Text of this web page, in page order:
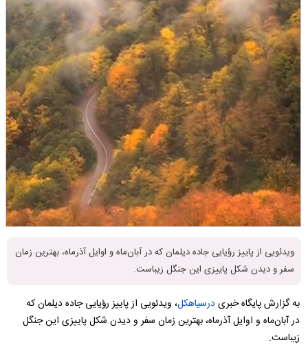
ویدئویی از پاییز رؤیایی جاده دیلمان که در آبان‌ماه و اوایل آذرماه، بهترین زمان
سفر و دیدن شکل پاییزی این جنگل زیباست.
به گزارش پایگاه خبریدرسیاهکل، ویدئویی از پاییز رؤیایی جاده دیلمان که
در آبان‌ماه و اوایل آذرماه، بهترین زمان سفر و دیدن شکل پاییزی این جنگل
زیباست.